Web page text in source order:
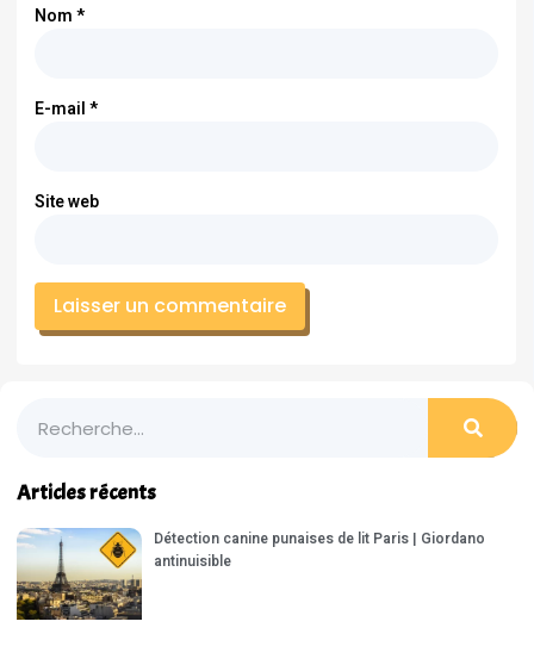
Nom*
E-mail*
Site web
Articles récents
Détection canine punaises de lit Paris | Giordano
antinuisible